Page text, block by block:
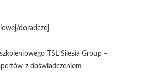
doradczej
TSL Silesia Group –
z doświadczeniem